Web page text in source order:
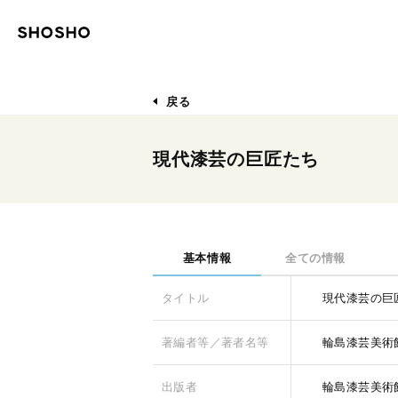
戻る
現代漆芸の巨匠たち
基本情報 全ての情報
タイトル 現代漆芸の巨
著編者等／著者名等 輪島漆芸美術
出版者 輪島漆芸美術